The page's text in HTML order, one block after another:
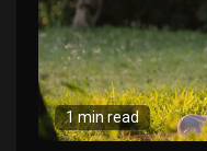
1 min read